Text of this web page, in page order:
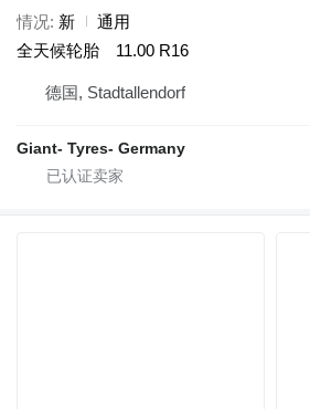
情况 新
通用
全天候轮胎
11.00 R16
德国, Stadtallendorf
Giant- Tyres- Germany